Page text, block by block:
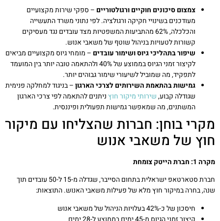
צמצום סיכונים חוקיים ורגולטוריים – ספקי שירות מקצועיים
מעודכנים בשינויי חקיקה ורגולציה. לפי נתוני משרד התעשייה
והכלכלה, 62% מהתביעות המשפטיות מצד עובדים נגד מעסיקים
קשורות לטעויות בניהול שוטף של משאבי אנוש.
שיפור בתהליכי גיוס ושימור עובדים – מומחי גיוס מקצועיים מביאים
לקיצור זמני הגיוס בממוצע של 40% ולהתאמה טובה יותר בין המועמד
לתפקיד, מה שמוביל לשיעורי שימור גבוהים יותר.
גמישות בהתאמת השירותים לצרכי הארגון– בניגוד למחלקה פנימית
שגודלה קבוע,שירותי מיקור חוץניתנים להתאמה לפי צרכי הארגון
המשתנים, מה שמאפשר גמישות תפעולית ופיננסית.
מקרי בוחן: חברות שהצליחו עם מיקור
חוץ של משאבי אנוש
מקרה 1: חברת הייטק צומחת
חברת סטארטאפ ישראלית בתחום הסייבר, שגדלה מ-15 ל-50 עובדים תוך
שנה, בחרה במיקור חוץ מלא של פעילות משאבי האנוש. התוצאות:
חיסכון של כ-42% בעלויות הניהול של משאבי אנוש